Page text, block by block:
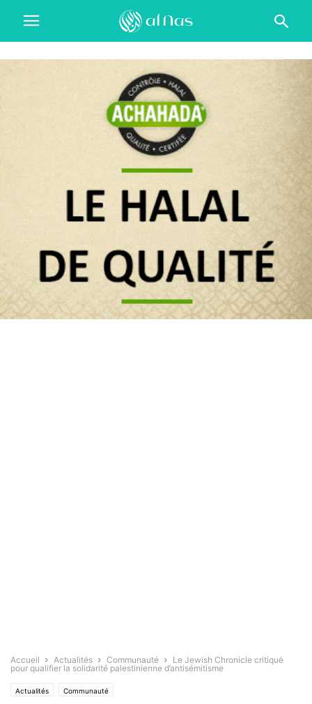
Accueil Actualités Communauté
Le Jewish Chronicle critiqué
pour qualifier la solidarité palestinienne d’antisémitisme
Actualités Communauté